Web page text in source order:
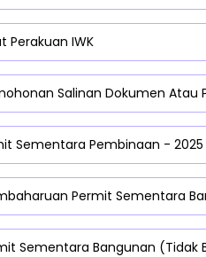
Perakuan IWK
Salinan Dokumen Atau
Sementara Pembinaan - 2025
Permit Sementara
Sementara Bangunan (Tidak